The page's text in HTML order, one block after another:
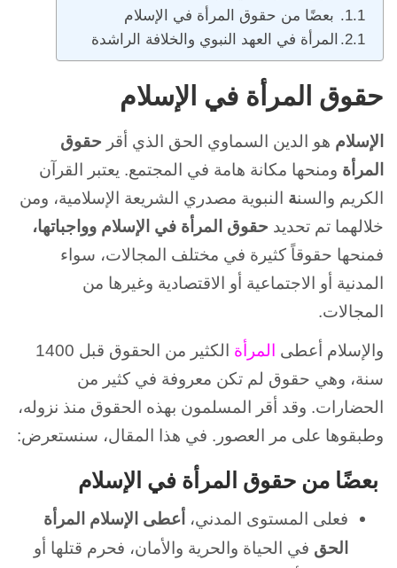
بعضًا من حقوق المرأة في الإسلام
المرأة في العهد النبوي والخلافة الراشدة
حقوق المرأة في الإسلام
الإسلام هو الدين السماوي الحق الذي أقر حقوق
المرأة ومنحها مكانة هامة في المجتمع. يعتبر القرآن
الكريم والسنة النبوية مصدري الشريعة الإسلامية، ومن
خلالهما تم تحديد حقوق المرأة في الإسلام وواجباتها،
فمنحها حقوقاً كثيرة في مختلف المجالات، سواء
المدنية أو الاجتماعية أو الاقتصادية وغيرها من
المجالات.
والإسلام أعطى المرأة
الكثير من الحقوق قبل 1400
سنة، وهي حقوق لم تكن معروفة في كثير من
الحضارات. وقد أقر المسلمون بهذه الحقوق منذ نزوله،
وطبقوها على مر العصور. في هذا المقال، سنستعرض:
بعضًا من حقوق المرأة في الإسلام
فعلى المستوى المدني، أعطى الإسلام المرأة
الحق في الحياة والحرية والأمان، فحرم قتلها أو